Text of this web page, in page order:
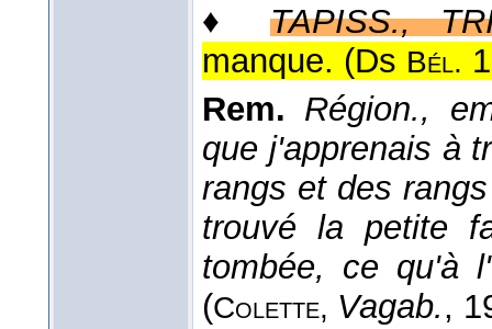
♦ TAPISS.,
manque. (Ds Bél.
Rem. Région.,
que j'apprenais à
rangs et des
trouvé la petite
tombée, ce qu'à
(Colette, Vagab.,